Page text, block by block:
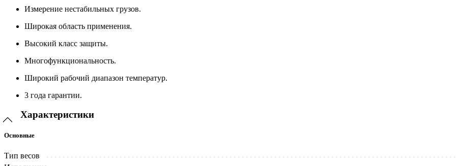
Измерение нестабильных грузов.
Широкая область применения.
Высокий класс защиты.
Многофункциональность.
Широкий рабочий диапазон температур.
3 года гарантии.
Характеристики
Основные
Тип весов